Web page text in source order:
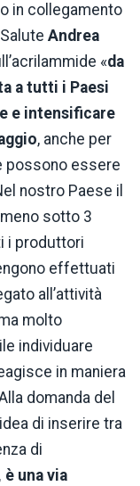
in collegamento
Andrea
«da
a tutti i Paesi
e intensificare
, anche per
possono essere
nostro Paese il
sotto 3
i produttori
effettuati
all’attività
molto
individuare
in maniera
domanda del
di inserire tra
di
è una via